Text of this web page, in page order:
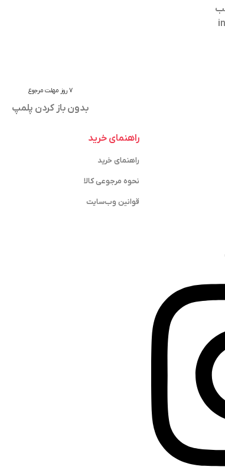
7 روز مهلت مرجوع
بدون باز کردن پلمپ
راهنمای خرید
راهنمای خرید
نحوه مرجوعی کالا
قوانین وب‌سایت